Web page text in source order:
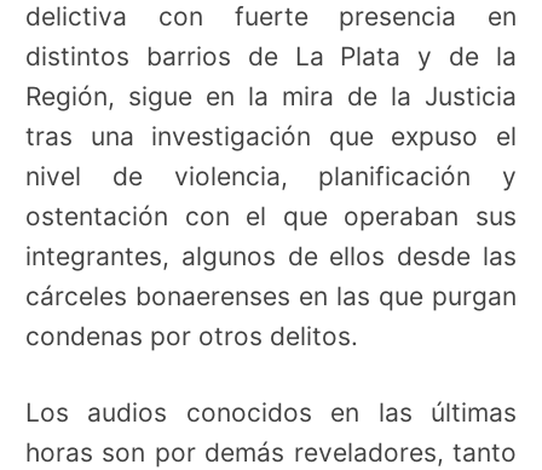
delictiva con fuerte presencia en
distintos barrios de La Plata y de la
Región, sigue en la mira de la Justicia
tras una investigación que expuso el
nivel de violencia, planificación y
ostentación con el que operaban sus
integrantes, algunos de ellos desde las
cárceles bonaerenses en las que purgan
condenas por otros delitos.
Los audios conocidos en las últimas
horas son por demás reveladores, tanto